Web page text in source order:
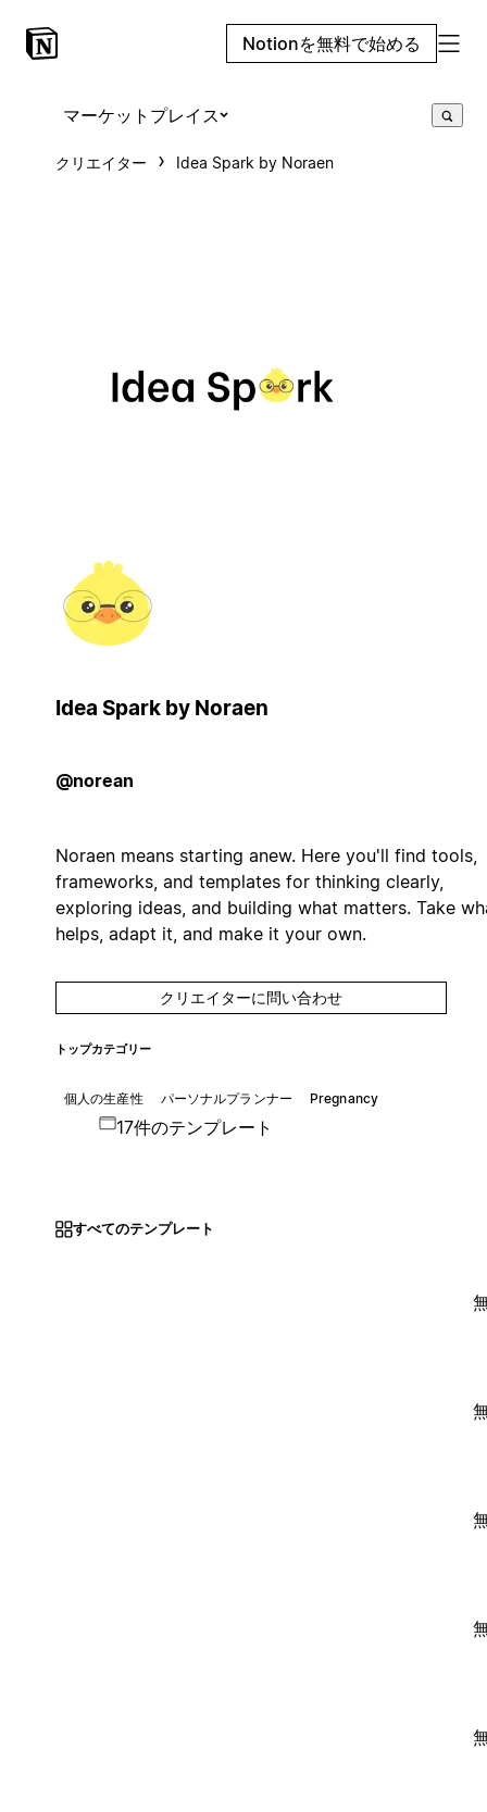
Notionを無料で始める
マーケットプレイス
クリエイター Idea Spark by Noraen
Idea Spark by Noraen
@norean
Noraen means starting anew. Here you'll find tools,
frameworks, and templates for thinking clearly,
exploring ideas, and building what matters. Take
helps, adapt it, and make it your own.
クリエイターに問い合わせ
トップカテゴリー
個人の生産性 パーソナルプランナー Pregnancy
17件のテンプレート
すべてのテンプレート